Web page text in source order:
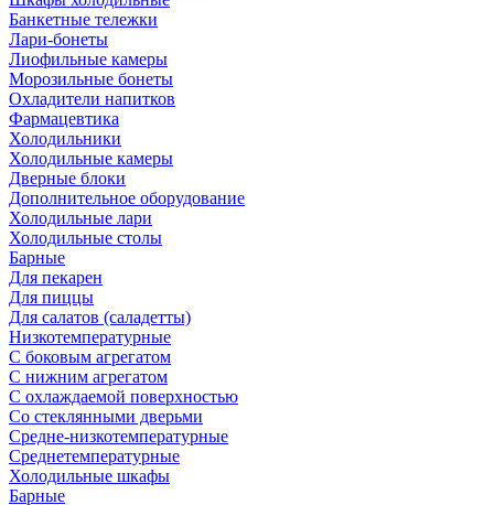
Банкетные тележки
Лари-бонеты
Лиофильные камеры
Морозильные бонеты
Охладители напитков
Фармацевтика
Холодильники
Холодильные камеры
Дверные блоки
Дополнительное оборудование
Холодильные лари
Холодильные столы
Барные
Для пекарен
Для пиццы
Для салатов (саладетты)
Низкотемпературные
С боковым агрегатом
С нижним агрегатом
С охлаждаемой поверхностью
Со стеклянными дверьми
Средне-низкотемпературные
Среднетемпературные
Холодильные шкафы
Барные